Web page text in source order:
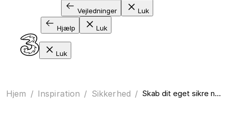
Vejledninger Luk
Hjælp Luk
Luk
Hjem / Inspiration / Sikkerhed / Skab dit eget sikre netværk med Secure Access og privat APN